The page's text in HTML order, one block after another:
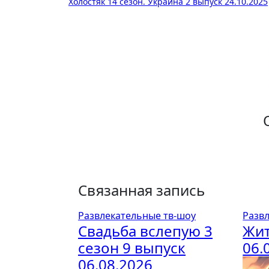
Связанная запись
Развлекательные тв-шоу
Свадьба вслепую 3
сезон 9 выпуск
06.08.2026